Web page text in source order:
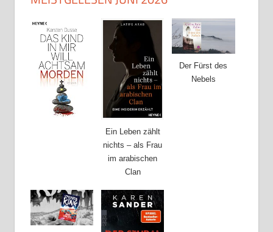
Ein Leben zählt
nichts – als Frau
im arabischen
Clan
Der Fürst des
Nebels